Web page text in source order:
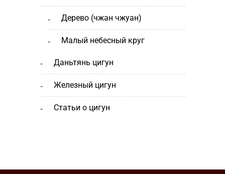
дерево (чжан чжуан)
малый небесный круг
даньтянь цигун
железный цигун
статьи о цигун